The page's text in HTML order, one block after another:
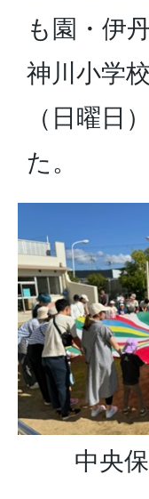
も園・伊
神川小学
（日曜日
た。
中央